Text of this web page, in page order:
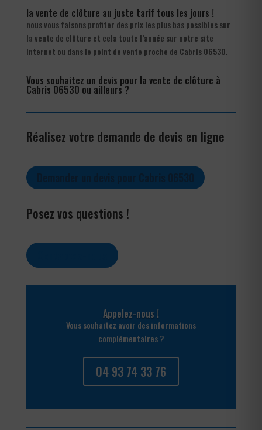
la vente de clôture au juste tarif tous les jours !
nous vous faisons profiter des prix les plus bas possibles sur
la vente de clôture et cela toute l’année sur notre site
internet ou dans le point de vente proche de Cabris 06530.
Vous souhaitez un devis pour la vente de clôture à
Cabris 06530 ou ailleurs ?
Réalisez votre demande de devis en ligne
Posez vos questions !
Appelez-nous !
Vous souhaitez avoir des informations
complémentaires ?
04 93 74 33 76